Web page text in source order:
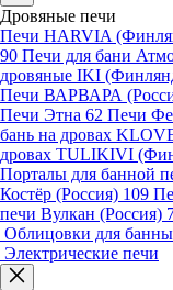
Дровяные печи
Печи HARVIA
90 Печи для бани
дровяные IKI
Печи ВАРВАРА
Печи Этна 62 Печи
бань на дровах
дровах TULIKIVI
Порталы для банной
Костёр (Россия) 109
печи Вулкан (Россия)
Облицовки для
Электрические печи